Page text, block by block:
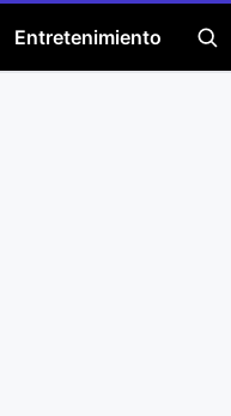
Entretenimiento